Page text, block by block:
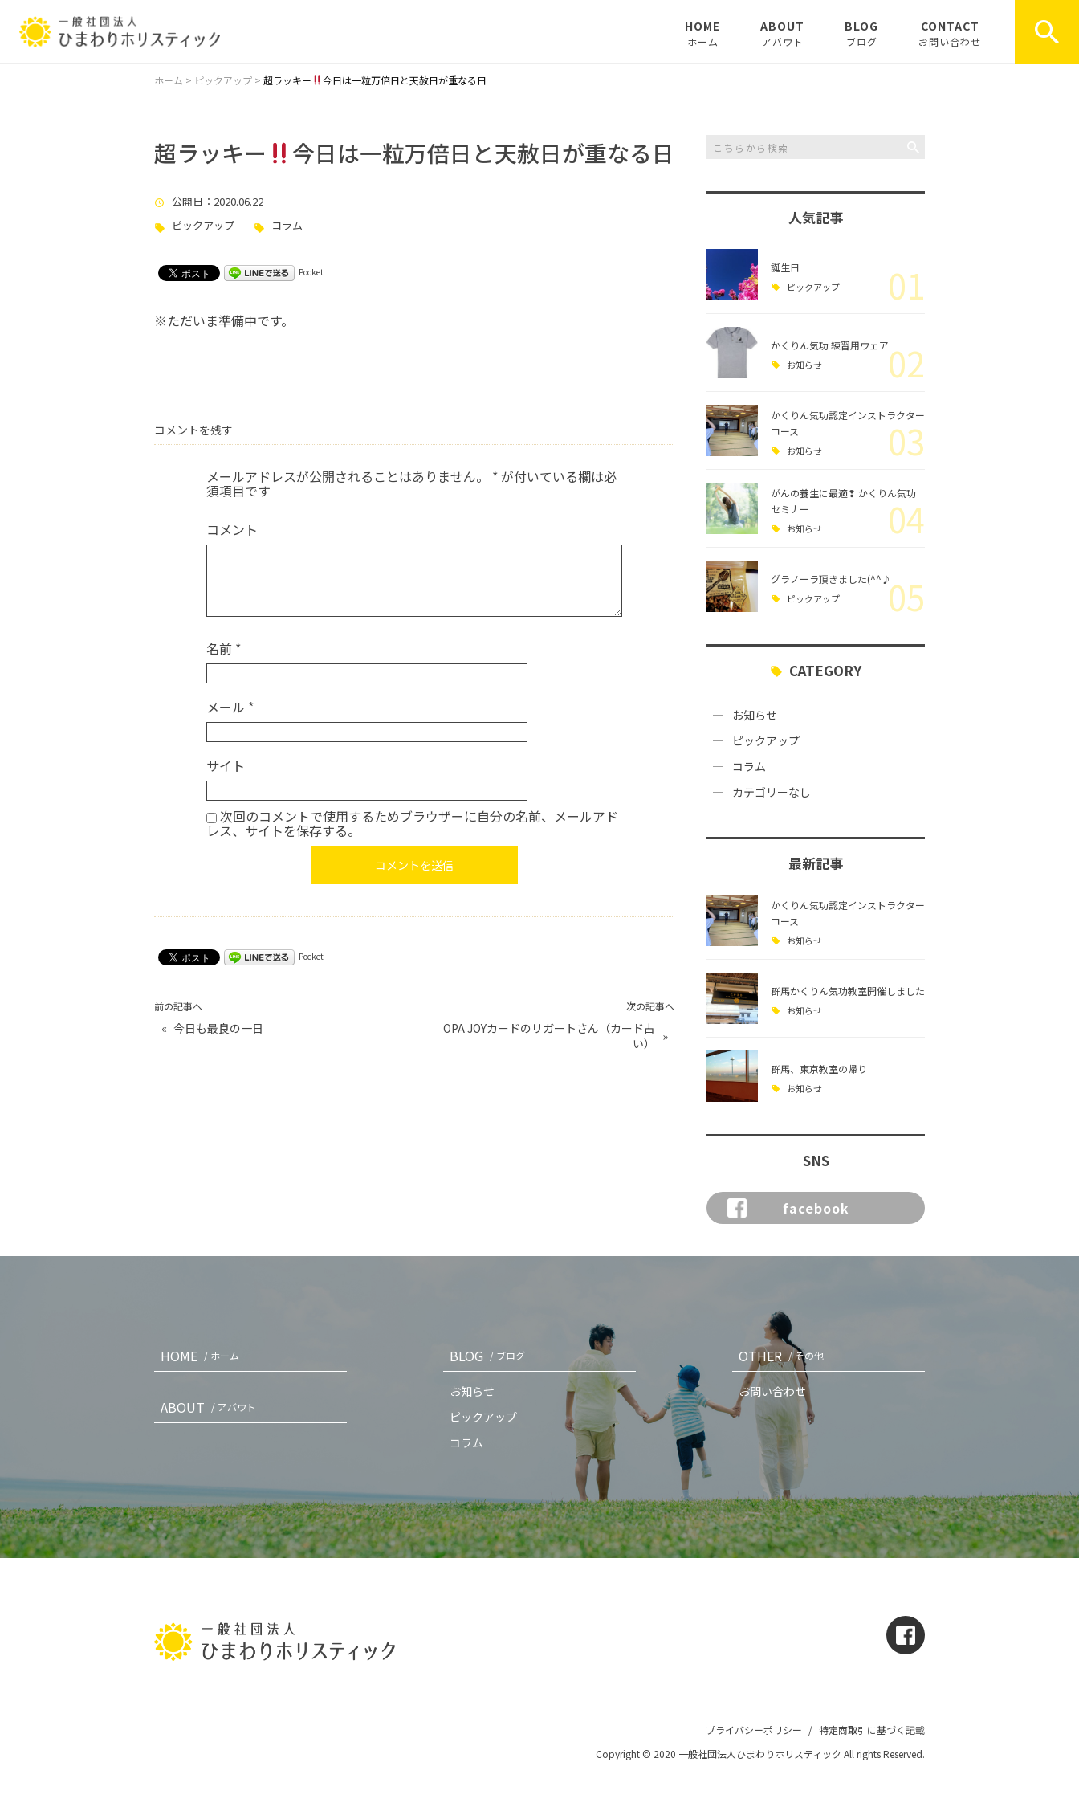
HOME
ホーム
ABOUT
アバウト
BLOG
ブログ
CONTACT
お問い合わせ
ホーム > ピックアップ > 超ラッキー 今日は一粒万倍日と天赦日が重なる日
超ラッキー 今日は一粒万倍日と天赦日が重なる日
公開日 ：2020.06.22
ピックアップ
コラム
Pocket
※ただいま準備中です。
コメントを残す
メールアドレスが公開されることはありません。 *が付いている欄は必
須項目です
コメント
名前 *
メール *
サイト
次回のコメントで使用するためブラウザーに自分の名前、メールアド
レス、サイトを保存する。
Pocket
前の記事へ
« 今日も最良の一日
次の記事へ
OPA JOYカードのリガートさん（カード占
い）
»
人気記事
誕生日
ピックアップ 01
かくりん気功 練習用ウェア
お知らせ 02
かくりん気功認定インストラクター
コース
お知らせ 03
がんの養生に最適❢ かくりん気功
セミナー
お知らせ 04
グラノーラ頂きました(^^♪
ピックアップ 05
CATEGORY
お知らせ
ピックアップ
コラム
カテゴリーなし
最新記事
かくりん気功認定インストラクター
コース
お知らせ
群馬かくりん気功教室開催しました
お知らせ
群馬、東京教室の帰り
お知らせ
SNS
facebook
HOME / ホーム
ABOUT / アバウト
BLOG / ブログ
お知らせ
ピックアップ
コラム
OTHER / その他
お問い合わせ
プライバシーポリシー / 特定商取引に基づく記載
Copyright © 2020 一般社団法人ひまわりホリスティック All rights Reserved.